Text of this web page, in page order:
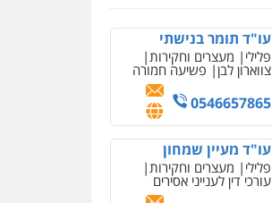
עו"ד מעיין שמחון
פלילי מעצרים וחקירות
עורכי דין לענייני אסירים
0587604050
משרד עורכי דין חן ברוך
פלילי דיני תעבורה מעצרים
וחקירות
מקצועיים לעורכי דין
0504578527
רונן הלל – מוניטין
מחיקת כתבות מגוגל
ודחיקת אזכורים שליליים
שירותים מקצועיים לעורכי
דין
0522508109